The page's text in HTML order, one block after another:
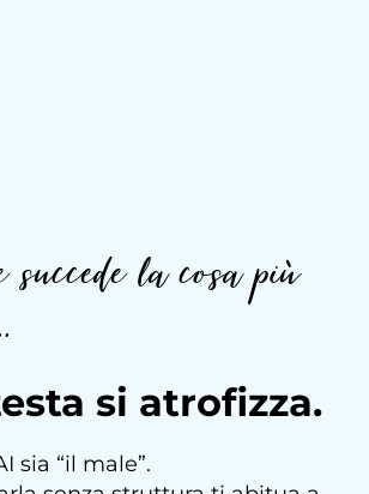
la cosa più
si atrofizza.
sia “il male”.